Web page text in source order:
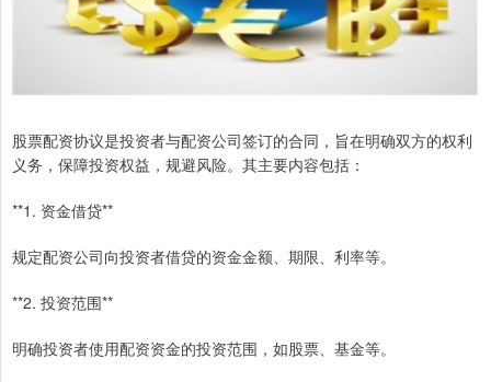
股票配资协议是投资者与配资公司签订的合同，旨在明确双方的权利
义务，保障投资权益，规避风险。其主要内容包括：
**1. 资金借贷**
规定配资公司向投资者借贷的资金金额、期限、利率等。
**2. 投资范围**
明确投资者使用配资资金的投资范围，如股票、基金等。